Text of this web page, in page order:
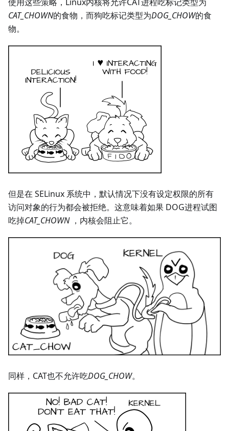
CAT_CHOWN的食物，而狗吃标记类型为DOG_CHOW的食
物。
但是在 SELinux 系统中，默认情况下没有设定权限的所有
访问对象的行为都会被拒绝。这意味着如果 DOG进程试图
吃掉CAT_CHOWN，内核会阻止它。
同样，CAT也不允许吃DOG_CHOW。